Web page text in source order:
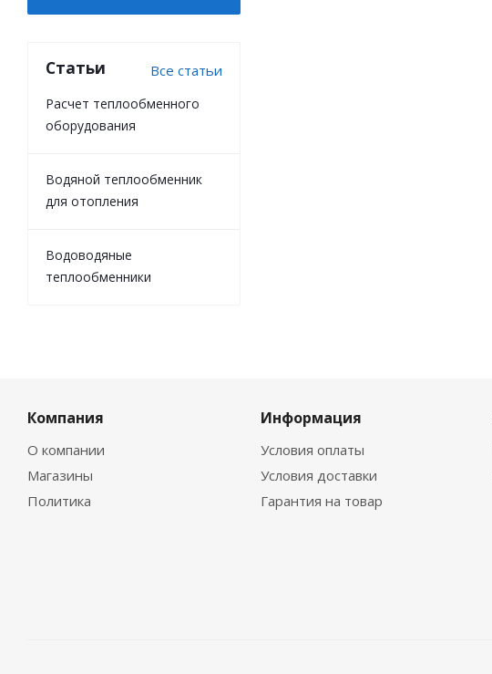
Статьи Все статьи
Расчет теплообменного
оборудования
Водяной теплообменник
для отопления
Водоводяные
теплообменники
Компания
О компании
Магазины
Политика
Информация
Условия оплаты
Условия доставки
Гарантия на товар